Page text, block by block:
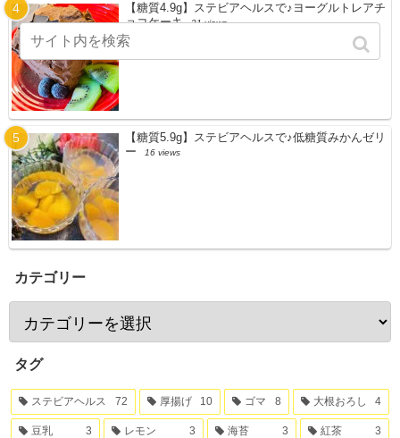
【糖質4.9g】ステビアヘルスで♪ヨーグルトレアチ
ョコケーキ
21 views
【糖質5.9g】ステビアヘルスで♪低糖質みかんゼリ
ー
16 views
カテゴリー
タグ
ステビアヘルス 72 厚揚げ 10 ゴマ 8 大根おろし 4
豆乳 3 レモン 3 海苔 3 紅茶 3